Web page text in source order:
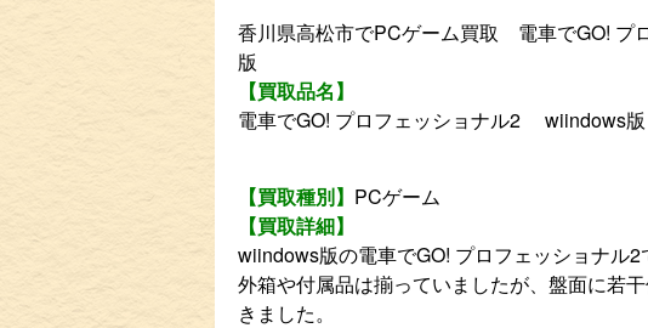
香川県高松市でPCゲーム買取 電車でGO!
版
【買取品名】
電車でGO! プロフェッショナル2 wiindows版
【買取種別】 PCゲーム
【買取詳細】
wiindows版の電車でGO! プロフェッショナル2
外箱や付属品は揃っていましたが、盤面に若
きました。